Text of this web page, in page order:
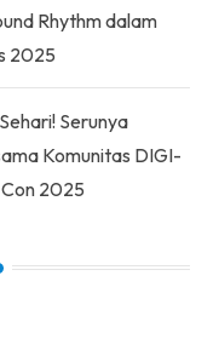
Rhythm dalam
2025
Serunya
Komunitas DIGI-
2025